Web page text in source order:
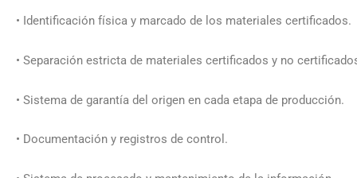
• Identificación física y marcado de los materiales certificados.
• Separación estricta de materiales certificados y no
• Sistema de garantía del origen en cada etapa de producción.
• Documentación y registros de control.